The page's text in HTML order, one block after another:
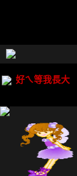
好ㄟ等我長大